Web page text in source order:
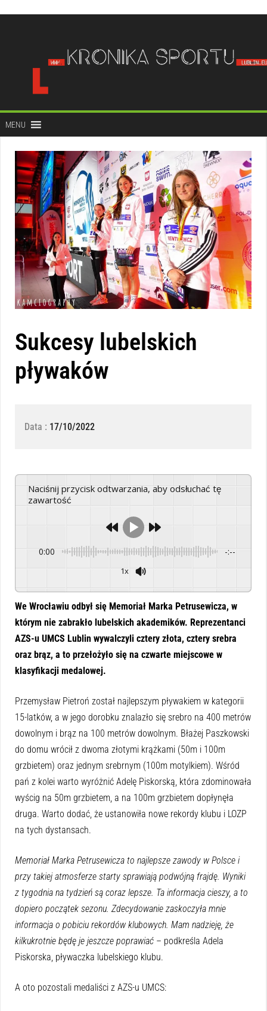
treści
MENU
Sukcesy lubelskich
pływaków
Data : 17/10/2022
Naciśnij przycisk odtwarzania, aby odsłuchać tę
zawartość
0:00 -:--
1x
We Wrocławiu odbył się Memoriał Marka Petrusewicza, w
którym nie zabrakło lubelskich akademików. Reprezentanci
AZS-u UMCS Lublin wywalczyli cztery złota, cztery srebra
oraz brąz, a to przełożyło się na czwarte miejscowe w
klasyfikacji medalowej.
Przemysław Pietroń został najlepszym pływakiem w kategorii
15-latków, a w jego dorobku znalazło się srebro na 400 metrów
dowolnym i brąz na 100 metrów dowolnym. Błażej Paszkowski
do domu wrócił z dwoma złotymi krążkami (50m i 100m
grzbietem) oraz jednym srebrnym (100m motylkiem). Wśród
pań z kolei warto wyróżnić Adelę Piskorską, która zdominowała
wyścig na 50m grzbietem, a na 100m grzbietem dopłynęła
druga. Warto dodać, że ustanowiła nowe rekordy klubu i LOZP
na tych dystansach.
Memoriał Marka Petrusewicza to najlepsze zawody w Polsce i
przy takiej atmosferze starty sprawiają podwójną frajdę. Wyniki
z tygodnia na tydzień są coraz lepsze. Ta informacja cieszy, a to
dopiero początek sezonu. Zdecydowanie zaskoczyła mnie
informacja o pobiciu rekordów klubowych. Mam nadzieję, że
kilkukrotnie będę je jeszcze poprawiać – podkreśla Adela
Piskorska, pływaczka lubelskiego klubu.
A oto pozostali medaliści z AZS-u UMCS: